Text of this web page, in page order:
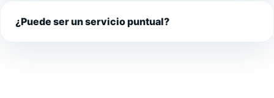
¿Puede ser un servicio puntual?